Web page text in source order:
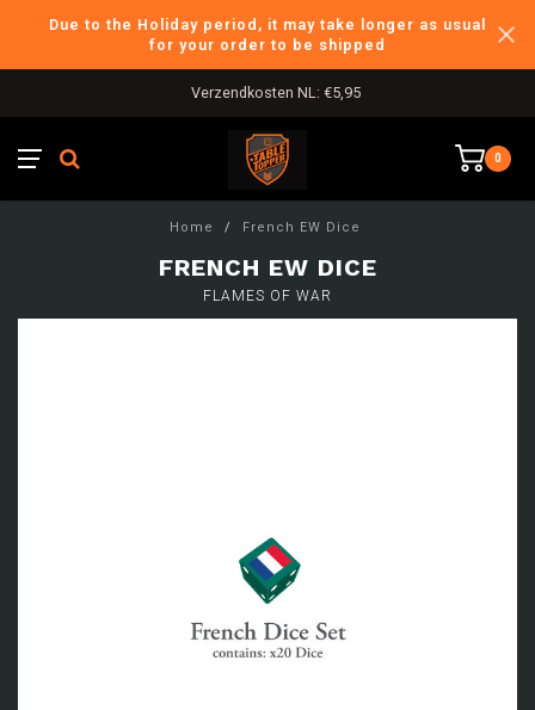
Due to the Holiday period, it may take longer as usual
for your order to be shipped
Verzendkosten NL: €5,95
0
Home / French EW Dice
FRENCH EW DICE
FLAMES OF WAR